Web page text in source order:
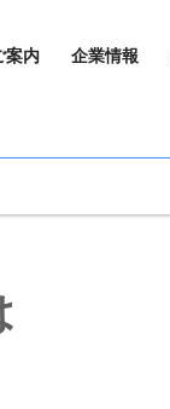
案内 企業情報